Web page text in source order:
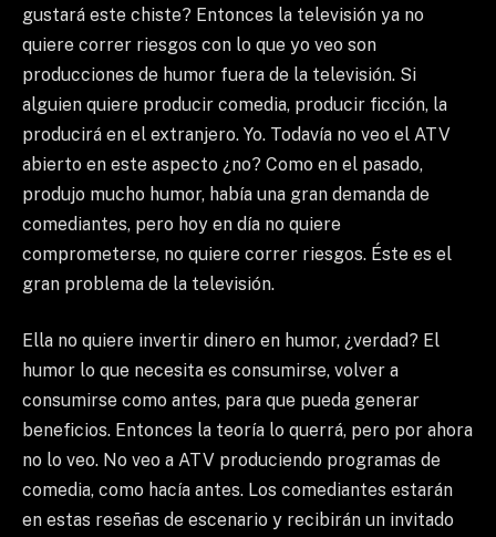
gustará este chiste? Entonces la televisión ya no
quiere correr riesgos con lo que yo veo son
producciones de humor fuera de la televisión. Si
alguien quiere producir comedia, producir ficción, la
producirá en el extranjero. Yo. Todavía no veo el ATV
abierto en este aspecto ¿no? Como en el pasado,
produjo mucho humor, había una gran demanda de
comediantes, pero hoy en día no quiere
comprometerse, no quiere correr riesgos. Éste es el
gran problema de la televisión.
Ella no quiere invertir dinero en humor, ¿verdad? El
humor lo que necesita es consumirse, volver a
consumirse como antes, para que pueda generar
beneficios. Entonces la teoría lo querrá, pero por ahora
no lo veo. No veo a ATV produciendo programas de
comedia, como hacía antes. Los comediantes estarán
en estas reseñas de escenario y recibirán un invitado